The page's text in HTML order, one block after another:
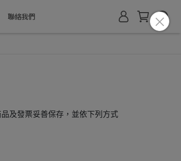
聯絡我們
及發票妥善保存，並依下列方式